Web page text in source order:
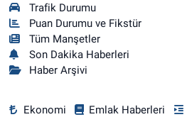
Trafik Durumu
Puan Durumu ve Fikstür
Tüm Manşetler
Son Dakika Haberleri
Haber Arşivi
Ekonomi Emlak Haberleri